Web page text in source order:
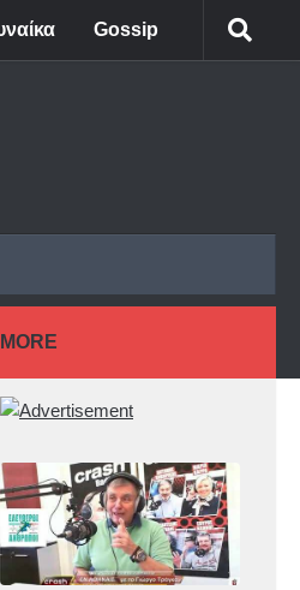
Gossip
MORE